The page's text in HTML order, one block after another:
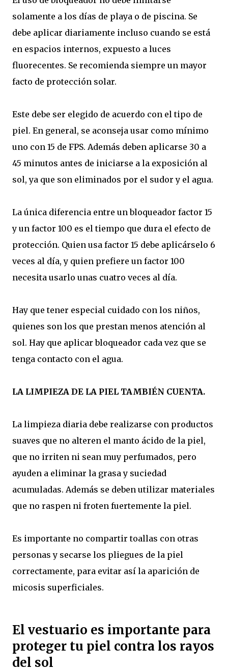
solamente a los días de playa o de piscina. Se
debe aplicar diariamente incluso cuando se está
en espacios internos, expuesto a luces
fluorecentes. Se recomienda siempre un mayor
facto de protección solar.
Este debe ser elegido de acuerdo con el tipo de
piel. En general, se aconseja usar como mínimo
uno con 15 de FPS. Además deben aplicarse 30 a
45 minutos antes de iniciarse a la exposición al
sol, ya que son eliminados por el sudor y el agua.
La única diferencia entre un bloqueador factor 15
y un factor 100 es el tiempo que dura el efecto de
protección. Quien usa factor 15 debe aplicárselo 6
veces al día, y quien prefiere un factor 100
necesita usarlo unas cuatro veces al día.
Hay que tener especial cuidado con los niños,
quienes son los que prestan menos atención al
sol. Hay que aplicar bloqueador cada vez que se
tenga contacto con el agua.
LA LIMPIEZA DE LA PIEL TAMBIÉN CUENTA.
La limpieza diaria debe realizarse con productos
suaves que no alteren el manto ácido de la piel,
que no irriten ni sean muy perfumados, pero
ayuden a eliminar la grasa y suciedad
acumuladas. Además se deben utilizar materiales
que no raspen ni froten fuertemente la piel.
Es importante no compartir toallas con otras
personas y secarse los pliegues de la piel
correctamente, para evitar así la aparición de
micosis superficiales.
El vestuario es importante para
proteger tu piel contra los rayos
del sol